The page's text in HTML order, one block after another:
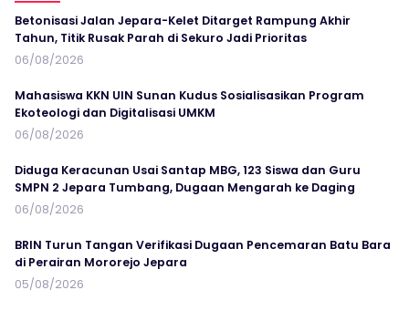
Betonisasi Jalan Jepara-Kelet Ditarget Rampung Akhir
Tahun, Titik Rusak Parah di Sekuro Jadi Prioritas
06/08/2026
Mahasiswa KKN UIN Sunan Kudus Sosialisasikan Program
Ekoteologi dan Digitalisasi UMKM
06/08/2026
Diduga Keracunan Usai Santap MBG, 123 Siswa dan Guru
SMPN 2 Jepara Tumbang, Dugaan Mengarah ke Daging
06/08/2026
BRIN Turun Tangan Verifikasi Dugaan Pencemaran Batu Bara
di Perairan Mororejo Jepara
05/08/2026